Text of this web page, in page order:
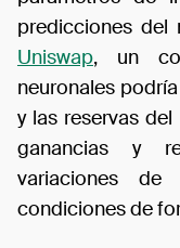
predicciones del
Uniswap, un
neuronales
y las reservas
ganancias y
variaciones
condiciones de